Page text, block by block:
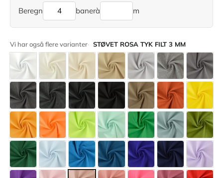
Beregn banerà m
Vi har også flere varianter STØVET ROSA TYK FILT 3 MM